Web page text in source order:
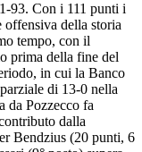
93. Con i 111 punti i
offensiva della storia
tempo, con il
prima della fine del
in cui la Banco
di 13-0 nella
da Pozzecco fa
dalla
Bendzius (20 punti, 6